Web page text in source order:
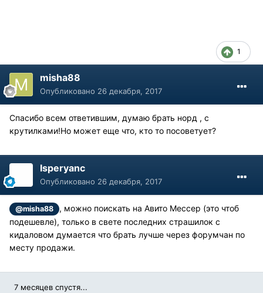
1
misha88
Опубликовано 26 декабря, 2017
Спасибо всем ответившим, думаю брать норд , с
крутилками!Но может еще что, кто то посоветует?
Isperyanc
Опубликовано 26 декабря, 2017
@misha88
, можно поискать на Авито Мессер (это чтоб
подешевле), только в свете последних страшилок с
кидаловом думается что брать лучше через форумчан по
месту продажи.
7 месяцев спустя...